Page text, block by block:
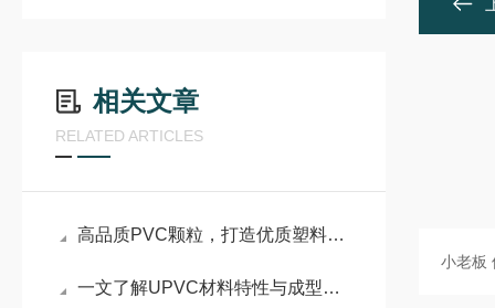
相关文章
RELATED ARTICLES
高品质PVC颗粒，打造优质塑料制品的核心基石
一文了解UPVC材料特性与成型要点